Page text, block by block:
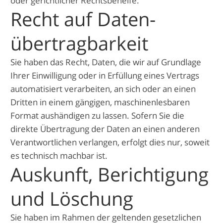
Recht auf Daten­
übertrag­barkeit
Sie haben das Recht, Daten, die wir auf Grundlage
Ihrer Einwilligung oder in Erfüllung eines Vertrags
automatisiert verarbeiten, an sich oder an einen
Dritten in einem gängigen, maschinenlesbaren
Format aushändigen zu lassen. Sofern Sie die
direkte Übertragung der Daten an einen anderen
Verantwortlichen verlangen, erfolgt dies nur, soweit
es technisch machbar ist.
Auskunft, Berichtigung
und Löschung
Sie haben im Rahmen der geltenden gesetzlichen